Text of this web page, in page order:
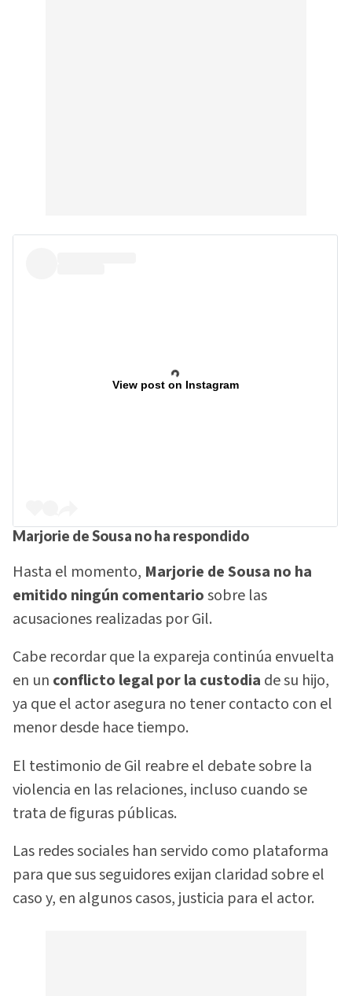
View post on Instagram
Marjorie de Sousa no ha respondido
Hasta el momento, Marjorie de Sousa no ha
emitido ningún comentariosobre las
acusaciones realizadas por Gil.
Cabe recordar que la expareja continúa envuelta
en un conflicto legal por la custodia de su hijo,
ya que el actor asegura no tener contacto con el
menor desde hace tiempo.
El testimonio de Gil reabre el debate sobre la
violencia en las relaciones, incluso cuando se
trata de figuras públicas.
Las redes sociales han servido como plataforma
para que sus seguidores exijan claridad sobre el
caso y, en algunos casos, justicia para el actor.